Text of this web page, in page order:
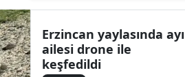
Erzincan yaylasında ayı
ailesi drone ile
keşfedildi